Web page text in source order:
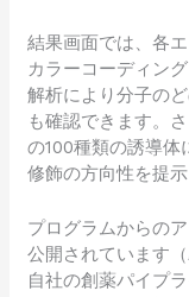
結果画面では、各
カラーコーディン
解析により分子の
も確認できます。
の100種類の誘導体
修飾の方向性を提示
プログラムからの
公開されています（
自社の創薬パイプ